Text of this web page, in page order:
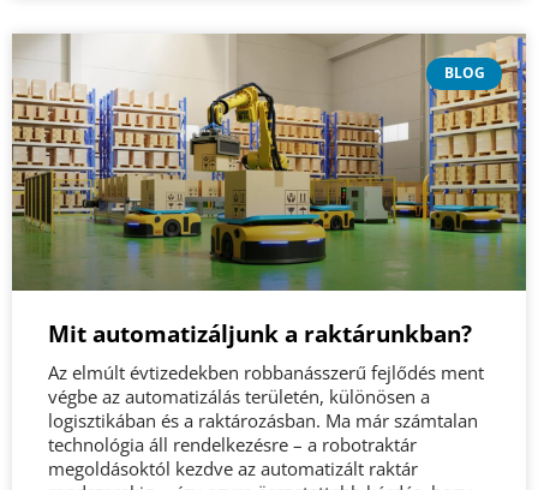
Mit automatizáljunk a raktárunkban?
Az elmúlt évtizedekben robbanásszerű fejlődés ment
végbe az automatizálás területén, különösen a
logisztikában és a raktározásban. Ma már számtalan
technológia áll rendelkezésre – a robotraktár
megoldásoktól kezdve az automatizált raktár
rendszerekig –, így egyre összetettebb kérdés, hogy
pontosan mely folyamatokat érdemes automatizálni,
és milyen technológiát célszerű választani.
TOVÁBB OLVASOM »